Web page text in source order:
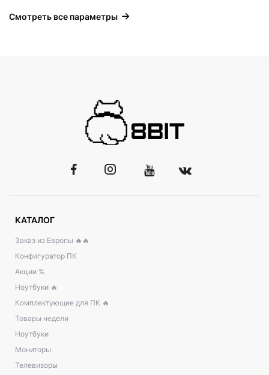
Смотреть все параметры
КАТАЛОГ
Заказ из Европы 🔥🔥
Конфигуратор ПК
Акции %
Ноутбуки 🔥
Комплектующие для ПК 🔥
Товары недели
Ноутбуки
Мониторы
Телевизоры